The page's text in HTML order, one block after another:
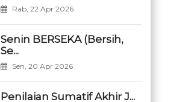
Rab, 22 Apr 2026
Senin BERSEKA (Bersih,
Se...
Sen, 20 Apr 2026
Penilaian Sumatif Akhir J...